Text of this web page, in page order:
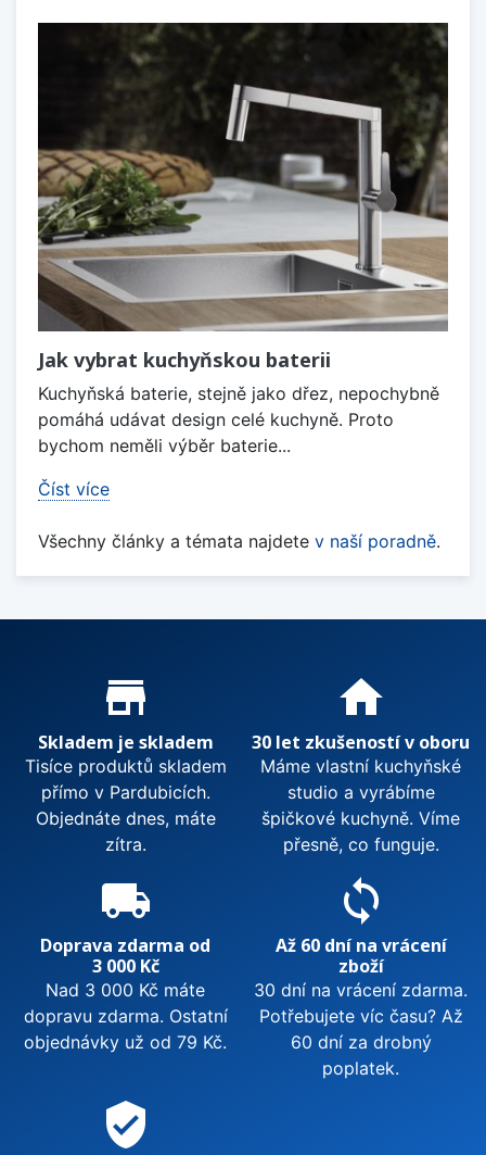
Jak vybrat kuchyňskou baterii
Kuchyňská baterie, stejně jako dřez, nepochybně
pomáhá udávat design celé kuchyně. Proto
bychom neměli výběr baterie...
Číst více
Všechny články a témata najdete v naší poradně.
Proč nakupovat u nás?
store_mall_directory
Skladem je skladem
Tisíce produktů skladem
přímo v Pardubicích.
Objednáte dnes, máte
zítra.
home
30 let zkušeností v oboru
Máme vlastní kuchyňské
studio a vyrábíme
špičkové kuchyně. Víme
přesně, co funguje.
local_shipping
Doprava zdarma od
3 000 Kč
Nad 3 000 Kč máte
dopravu zdarma. Ostatní
objednávky už od 79 Kč.
sync
Až 60 dní na vrácení
zboží
30 dní na vrácení zdarma.
Potřebujete víc času? Až
60 dní za drobný
poplatek.
verified_user